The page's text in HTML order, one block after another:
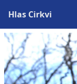
Hlas Cirkvi